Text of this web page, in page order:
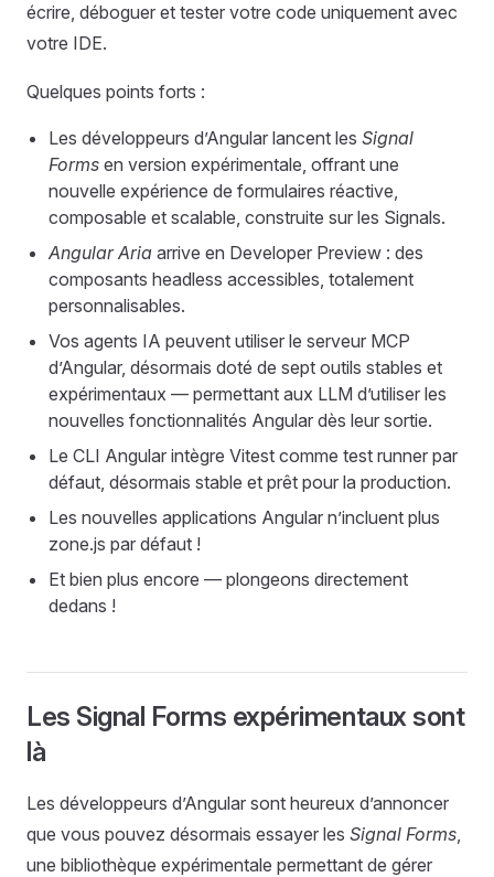
écrire, déboguer et tester votre code uniquement avec
votre IDE.
Quelques points forts :
Les développeurs d’Angular lancent les Signal
Forms en version expérimentale, offrant une
nouvelle expérience de formulaires réactive,
composable et scalable, construite sur les Signals.
Angular Aria arrive en Developer Preview : des
composants headless accessibles, totalement
personnalisables.
Vos agents IA peuvent utiliser le serveur MCP
d’Angular, désormais doté de sept outils stables et
expérimentaux — permettant aux LLM d’utiliser les
nouvelles fonctionnalités Angular dès leur sortie.
Le CLI Angular intègre Vitest comme test runner par
défaut, désormais stable et prêt pour la production.
Les nouvelles applications Angular n’incluent plus
zone.js par défaut !
Et bien plus encore — plongeons directement
dedans !
Les Signal Forms expérimentaux sont
là
Les développeurs d’Angular sont heureux d’annoncer
que vous pouvez désormais essayer les Signal Forms,
une bibliothèque expérimentale permettant de gérer